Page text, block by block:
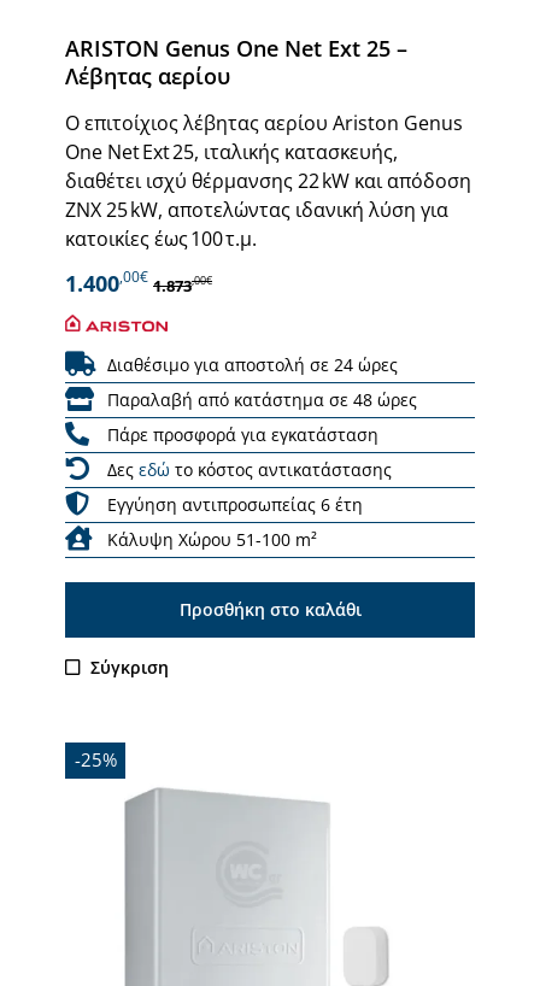
ARISTON Genus One Net Ext 25 –
Λέβητας αερίου
Ο επιτοίχιος λέβητας αερίου Ariston Genus
One Net Ext 25, ιταλικής κατασκευής,
διαθέτει ισχύ θέρμανσης 22 kW και απόδοση
ΖΝΧ 25 kW, αποτελώντας ιδανική λύση για
κατοικίες έως 100 τ.μ.
1.400,00€ 1.873,00€
Διαθέσιμο για αποστολή σε 24 ώρες
Παραλαβή από κατάστημα σε 48 ώρες
Πάρε προσφορά για εγκατάσταση
Δες εδώ το κόστος αντικατάστασης
Εγγύηση αντιπροσωπείας 6 έτη
Κάλυψη Χώρου 51-100 m²
Προσθήκη στο καλάθι
Σύγκριση
-25%